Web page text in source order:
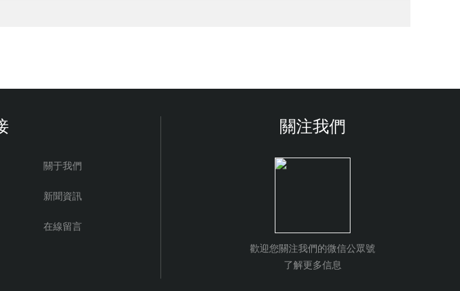
關于我們
新聞資訊
在線留言
關注我們
歡迎您關注我們的微信公眾號
了解更多信息